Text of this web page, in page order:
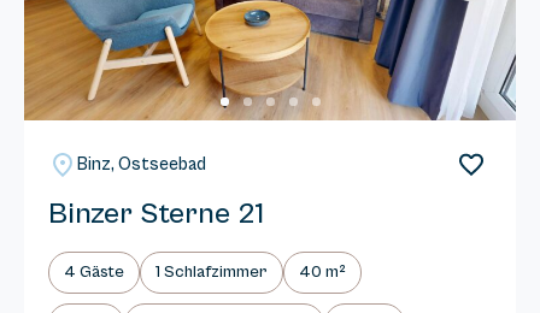
Binz, Ostseebad
Binzer Sterne 21
4 Gäste 1 Schlafzimmer 40 m²